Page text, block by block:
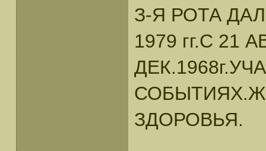
З-Я РОТА
1979 гг.С 21
ЗДОРОВЬЯ.